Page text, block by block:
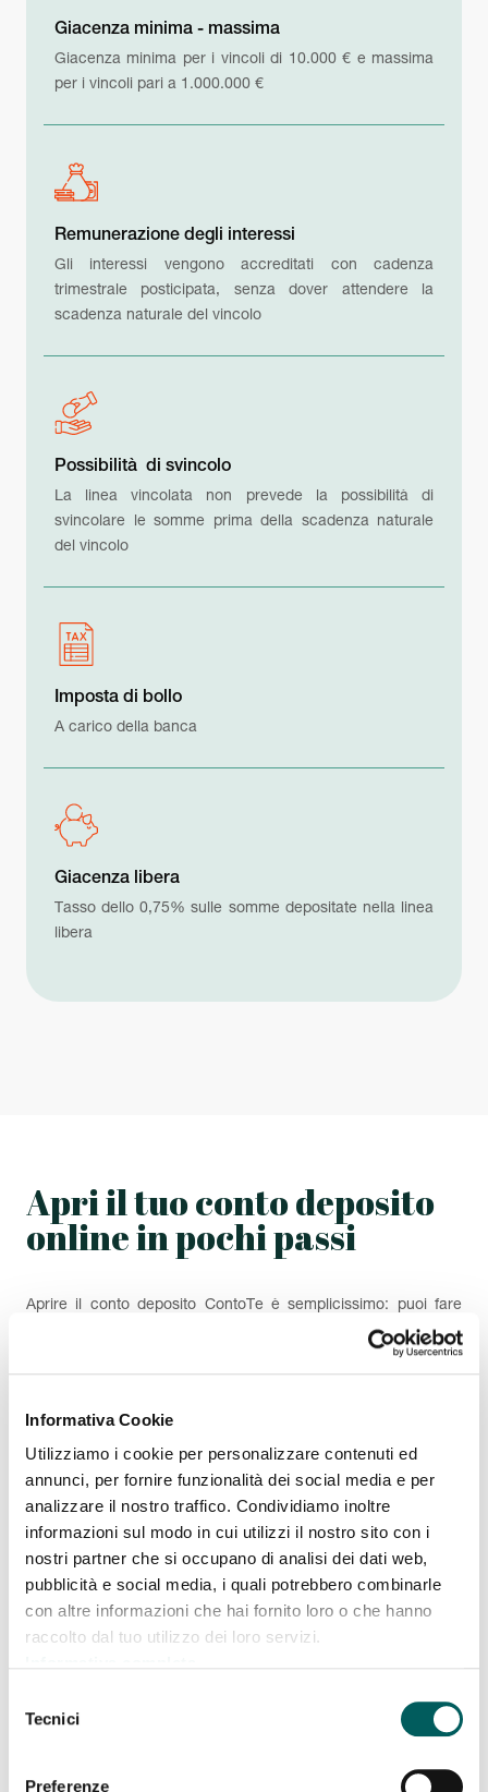
Informativa Cookie
Utilizziamo i cookie per personalizzare contenuti ed
annunci, per fornire funzionalità dei social media e per
analizzare il nostro traffico. Condividiamo inoltre
informazioni sul modo in cui utilizzi il nostro sito con i
nostri partner che si occupano di analisi dei dati web,
pubblicità e social media, i quali potrebbero combinarle
con altre informazioni che hai fornito loro o che hanno
raccolto dal tuo utilizzo dei loro servizi.
delTecnici
Preferenze
Giacenza minima - massima
Giacenza minima per i vincoli di 10.000 € e massima
per i vincoli pari a 1.000.000 €
Remunerazione degli interessi
Gli interessi vengono accreditati con cadenza
trimestrale posticipata, senza dover attendere la
scadenza naturale del vincolo
Possibilità di svincolo
La linea vincolata non prevede la possibilità di
svincolare le somme prima della scadenza naturale
del vincolo
Imposta di bollo
A carico della banca
Giacenza libera
Tasso dello 0,75% sulle somme depositate nella linea
libera
Apri il tuo conto deposito
online in pochi passi
Aprire il conto deposito ContoTe è semplicissimo: puoi fare
tutto online e in pochi minuti. Ti basterà avere a disposizione
alcuni documenti e seguire passo passo i vari step. Guarda il
800 760
Prepara i documenti 
Registra i tuoi dati 